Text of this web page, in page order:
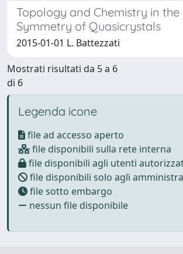
Topology and Chemistry in
Symmetry of Quasicrystals
2015-01-01 L. Battezzati
Mostrati risultati da 5 a 6
di 6
Legenda icone
file ad accesso aperto
file disponibili sulla rete interna
file disponibili agli utenti
file disponibili solo agli
file sotto embargo
nessun file disponibile